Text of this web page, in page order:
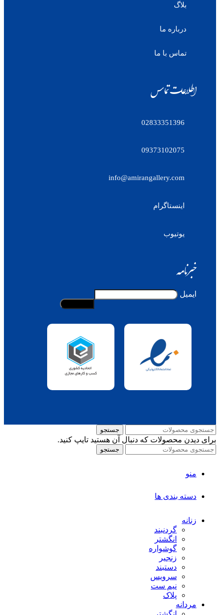
بلاگ
درباره ما
تماس با ما
اطلاعات تماس
02833351396
09373102075
info@amirangallery.com
اینستاگرام
یوتیوب
خبرنامه
ایمیل
جستجو
برای دیدن محصولات که دنبال آن هستید تایپ کنید.
جستجو
منو
دسته بندی ها
زنانه
گردنبند
انگشتر
گوشواره
زنجیر
دستبند
سرویس
نیم ست
پلاک
مردانه